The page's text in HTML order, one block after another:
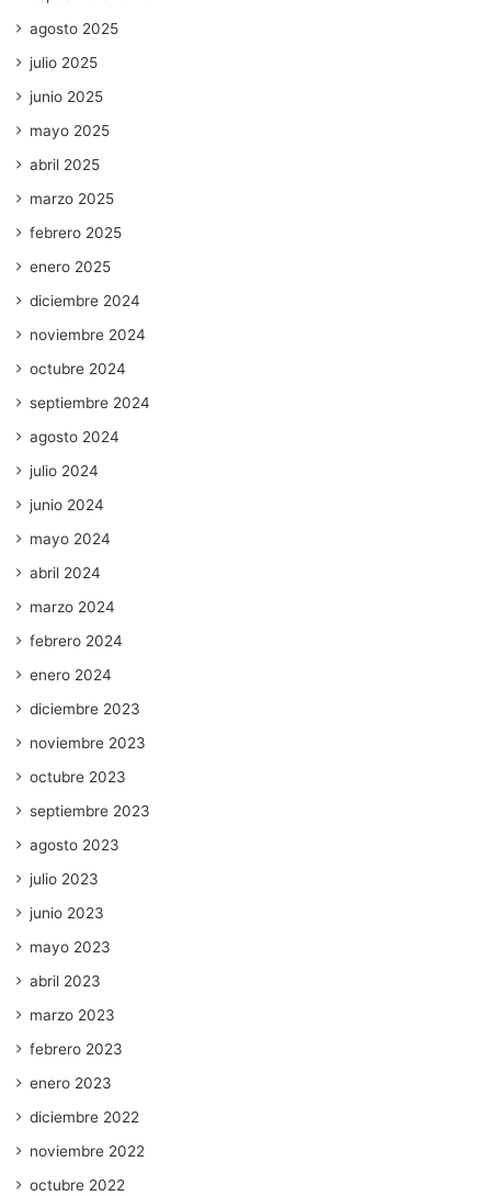
agosto 2025
julio 2025
junio 2025
mayo 2025
abril 2025
marzo 2025
febrero 2025
enero 2025
diciembre 2024
noviembre 2024
octubre 2024
septiembre 2024
agosto 2024
julio 2024
junio 2024
mayo 2024
abril 2024
marzo 2024
febrero 2024
enero 2024
diciembre 2023
noviembre 2023
octubre 2023
septiembre 2023
agosto 2023
julio 2023
junio 2023
mayo 2023
abril 2023
marzo 2023
febrero 2023
enero 2023
diciembre 2022
noviembre 2022
octubre 2022